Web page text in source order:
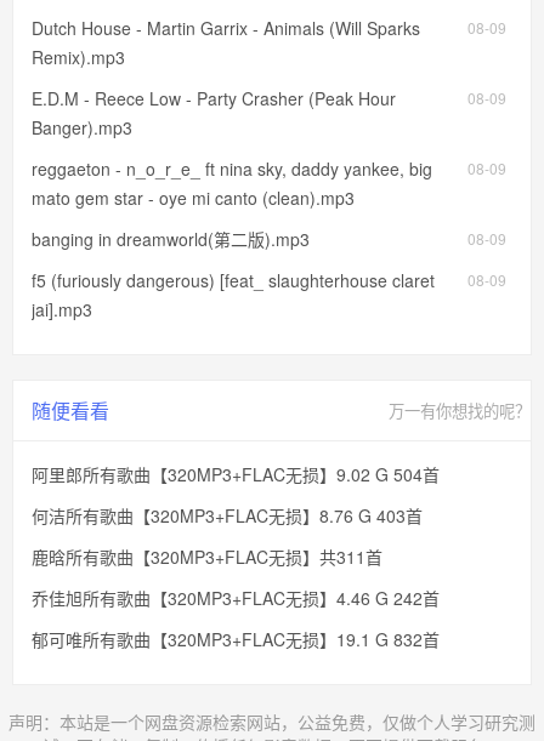
08-09
Dutch House - Martin Garrix - Animals (Will Sparks
Remix).mp3
08-09
E.D.M - Reece Low - Party Crasher (Peak Hour
Banger).mp3
08-09
reggaeton - n_o_r_e_ ft nina sky, daddy yankee, big
mato gem star - oye mi canto (clean).mp3
08-09
banging in dreamworld(第二版).mp3
08-09
f5 (furiously dangerous) [feat_ slaughterhouse claret
jai].mp3
随便看看 万一有你想找的呢？
阿里郎所有歌曲【320MP3+FLAC无损】9.02 G 504首
何洁所有歌曲【320MP3+FLAC无损】8.76 G 403首
鹿晗所有歌曲【320MP3+FLAC无损】共311首
乔佳旭所有歌曲【320MP3+FLAC无损】4.46 G 242首
郁可唯所有歌曲【320MP3+FLAC无损】19.1 G 832首
声明：本站是一个网盘资源检索网站，公益免费，仅做个人学习研究测